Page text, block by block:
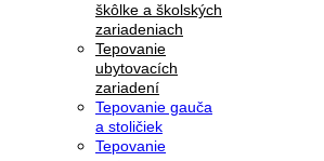
škôlke a školských
zariadeniach
Tepovanie
ubytovacích
zariadení
Tepovanie gauča
a stoličiek
Tepovanie